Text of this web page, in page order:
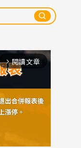
arrow_forward_ios 閱讀文章